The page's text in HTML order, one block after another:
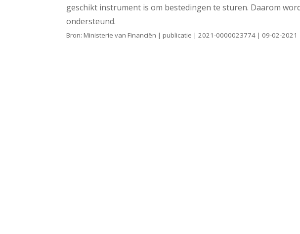
geschikt instrument is om bestedingen te sturen. Daarom
ondersteund.
Bron: Ministerie van Financiën | publicatie | 2021-0000023774 | 09-02-2021